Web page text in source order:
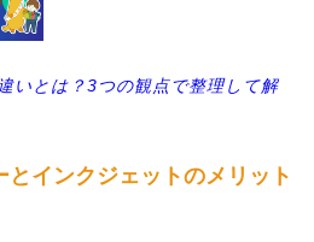
いとは？3つの観点で整理して解
とインクジェットのメリット